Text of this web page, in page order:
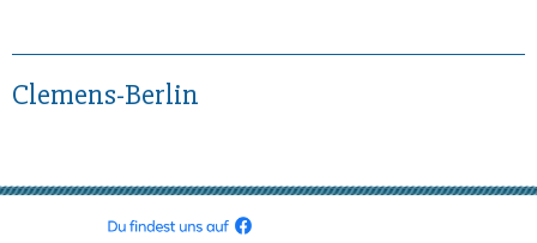
Clemens-Berlin